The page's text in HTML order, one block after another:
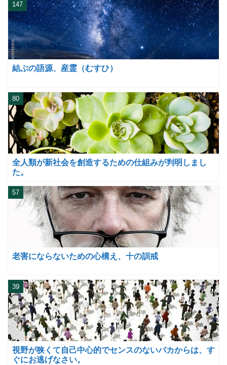
結ぶの語源、産霊（むすひ）
147
全人類が新社会を創造するための仕組みが判明しまし
た。
80
老害にならないための心構え、十の訓戒
57
視野が狭くて自己中心的でセンスのないバカからは、す
ぐにお逃げなさい。
39